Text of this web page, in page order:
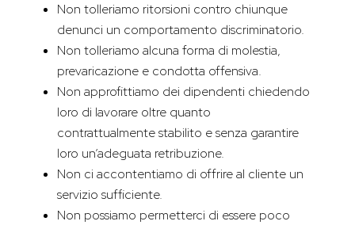
Non tolleriamo ritorsioni contro chiunque
denunci un comportamento discriminatorio.
Non tolleriamo alcuna forma di molestia,
prevaricazione e condotta offensiva.
Non approfittiamo dei dipendenti chiedendo
loro di lavorare oltre quanto
contrattualmente stabilito e senza garantire
loro un’adeguata retribuzione.
Non ci accontentiamo di offrire al cliente un
servizio sufficiente.
Non possiamo permetterci di essere poco